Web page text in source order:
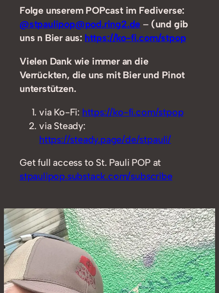
Folge unserem POPcast im Fediverse:
@stpaulipop@pod.ring2.de – (und gib
uns n Bier aus: https://ko-fi.com/stpop
Vielen Dank wie immer an die
Verrückten, die uns mit Bier und Pinot
unterstützen.
via Ko-Fi: https://ko-fi.com/stpop
via Steady:
https://steady.page/de/stpauli/
Get full access to St. Pauli POP at
stpaulipop.substack.com/subscribe